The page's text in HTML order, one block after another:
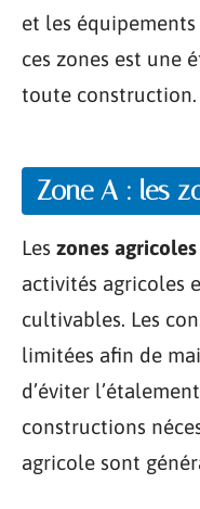
et les
ces zones est une
toute construction.
Zone A : les
Les zones agricoles
activités agricoles
cultivables. Les
limitées afin de
d’éviter
constructions
agricole sont